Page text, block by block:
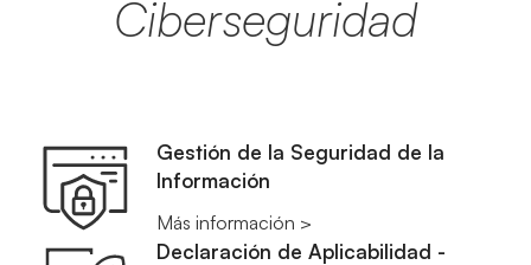
Ciberseguridad
Gestión de la Seguridad de la
Información
Más información >
Declaración de Aplicabilidad -